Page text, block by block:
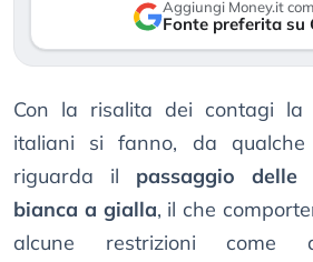
Aggiungi Money.it
Fonte preferita su
Con la risalita dei contagi la
italiani si fanno, da qualche
riguarda il passaggio
bianca a gialla, il che
alcune restrizioni come